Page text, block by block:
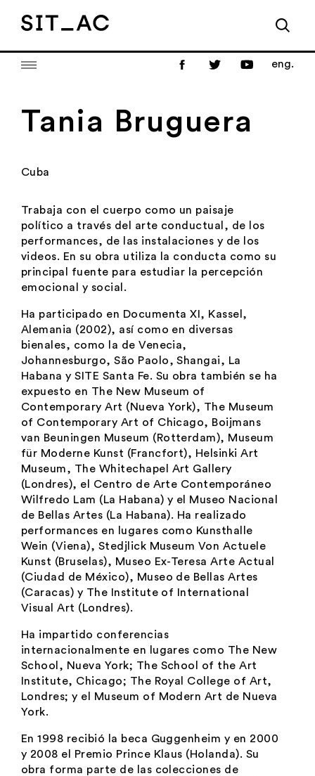
eng.
Tania Bruguera
Cuba
Trabaja con el cuerpo como un paisaje
político a través del arte conductual, de los
performances, de las instalaciones y de los
videos. En su obra utiliza la conducta como su
principal fuente para estudiar la percepción
emocional y social.
Ha participado en Documenta XI , Kassel,
Alemania (2002), así como en diversas
bienales, como la de Venecia,
Johannesburgo, São Paolo, Shangai, La
Habana y SITE Santa Fe. Su obra también se ha
expuesto en The New Museum of
Contemporary Art (Nueva York), The Museum
of Contemporary Art of Chicago, Boijmans
van Beuningen Museum (Rotterdam), Museum
für Moderne Kunst (Francfort), Helsinki Art
Museum, The Whitechapel Art Gallery
(Londres), el Centro de Arte Contemporáneo
Wilfredo Lam (La Habana) y el Museo Nacional
de Bellas Artes (La Habana). Ha realizado
performances en lugares como Kunsthalle
Wein (Viena), Stedjlick Museum Von Actuele
Kunst (Bruselas), Museo Ex-Teresa Arte Actual
(Ciudad de México), Museo de Bellas Artes
(Caracas) y The Institute of International
Visual Art (Londres).
Ha impartido conferencias
internacionalmente en lugares como The New
School, Nueva York; The School of the Art
Institute, Chicago; The Royal College of Art,
Londres; y el Museum of Modern Art de Nueva
York.
En 1998 recibió la beca Guggenheim y en 2000
y 2008 el Premio Prince Klaus (Holanda). Su
obra forma parte de las colecciones de